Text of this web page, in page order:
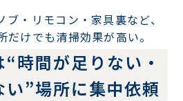
・リモコン・家具裏など、
けでも清掃効果が高い。
時間が足りない・
”場所に集中依頼